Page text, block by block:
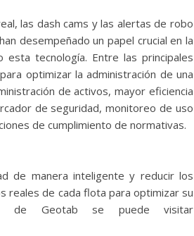
las dash cams y las alertas de robo
desempeñado un papel crucial en la
tecnología. Entre las principales
optimizar la administración de una
de activos, mayor eficiencia
de seguridad, monitoreo de uso
de cumplimiento de normativas.
de manera inteligente y reducir los
reales de cada flota para optimizar su
de Geotab se puede visitar